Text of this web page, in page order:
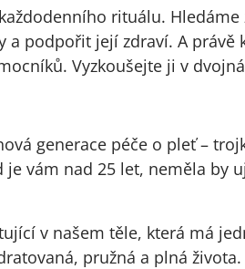
rituálu. Hledáme
podpořit její zdraví. A právě
Vyzkoušejte ji v
generace péče o pleť –
vám nad 25 let, neměla by
v našem těle, která má
pružná a plná života.